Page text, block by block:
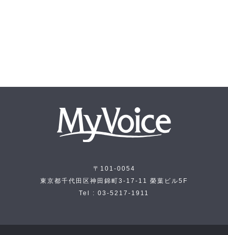
〒101-0054
東京都千代田区神田錦町3-17-11 榮葉ビル5F
Tel : 03-5217-1911